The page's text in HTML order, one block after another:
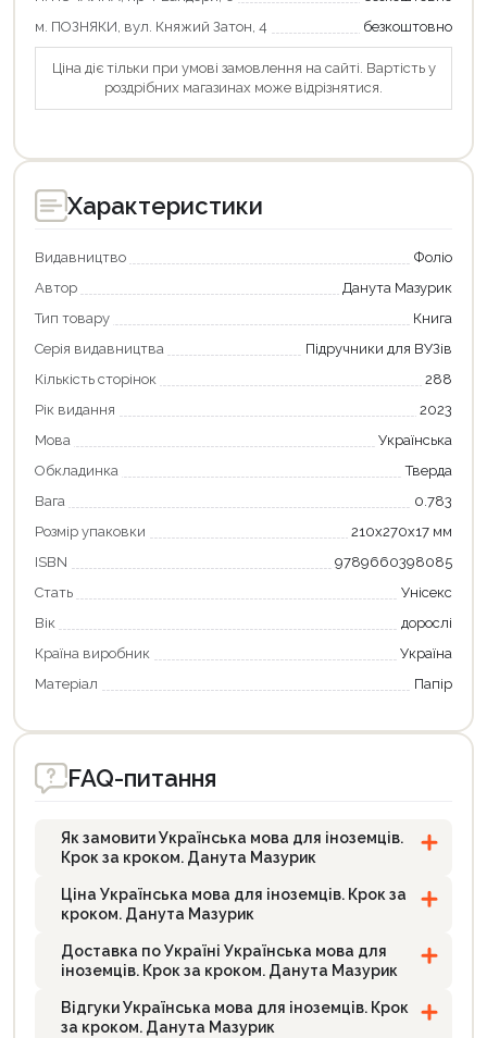
м. ПОЗНЯКИ, вул. Княжий Затон, 4
безкоштовно
Ціна діє тільки при умові замовлення на сайті. Вартість у
роздрібних магазинах може відрізнятися.
Характеристики
Видавництво
Фоліо
Автор
Данута Мазурик
Тип товару
Книга
Серія видавництва
Підручники для ВУЗів
Кількість сторінок
288
Рік видання
2023
Мова
Українська
Обкладинка
Тверда
Вага
0.783
Розмір упаковки
210х270х17 мм
ISBN
9789660398085
Стать
Унісекс
Вік
дорослі
Країна виробник
Україна
Матеріал
Папір
FAQ-питання
Як замовити Українська мова для іноземців.
Крок за кроком. Данута Мазурик
Ціна Українська мова для іноземців. Крок за
кроком. Данута Мазурик
Доставка по Україні Українська мова для
іноземців. Крок за кроком. Данута Мазурик
Відгуки Українська мова для іноземців. Крок
за кроком. Данута Мазурик
Продовжити покупки